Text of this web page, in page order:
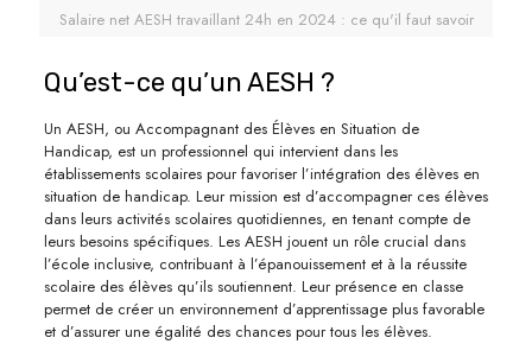
Salaire net AESH travaillant 24h en 2024 : ce qu'il faut savoir
Qu’est-ce qu’un AESH ?
Un AESH, ou Accompagnant des Élèves en Situation de
Handicap, est un professionnel qui intervient dans les
établissements scolaires pour favoriser l’intégration des élèves en
situation de handicap. Leur mission est d’accompagner ces élèves
dans leurs activités scolaires quotidiennes, en tenant compte de
leurs besoins spécifiques. Les AESH jouent un rôle crucial dans
l’école inclusive, contribuant à l’épanouissement et à la réussite
scolaire des élèves qu’ils soutiennent. Leur présence en classe
permet de créer un environnement d’apprentissage plus favorable
et d’assurer une égalité des chances pour tous les élèves.